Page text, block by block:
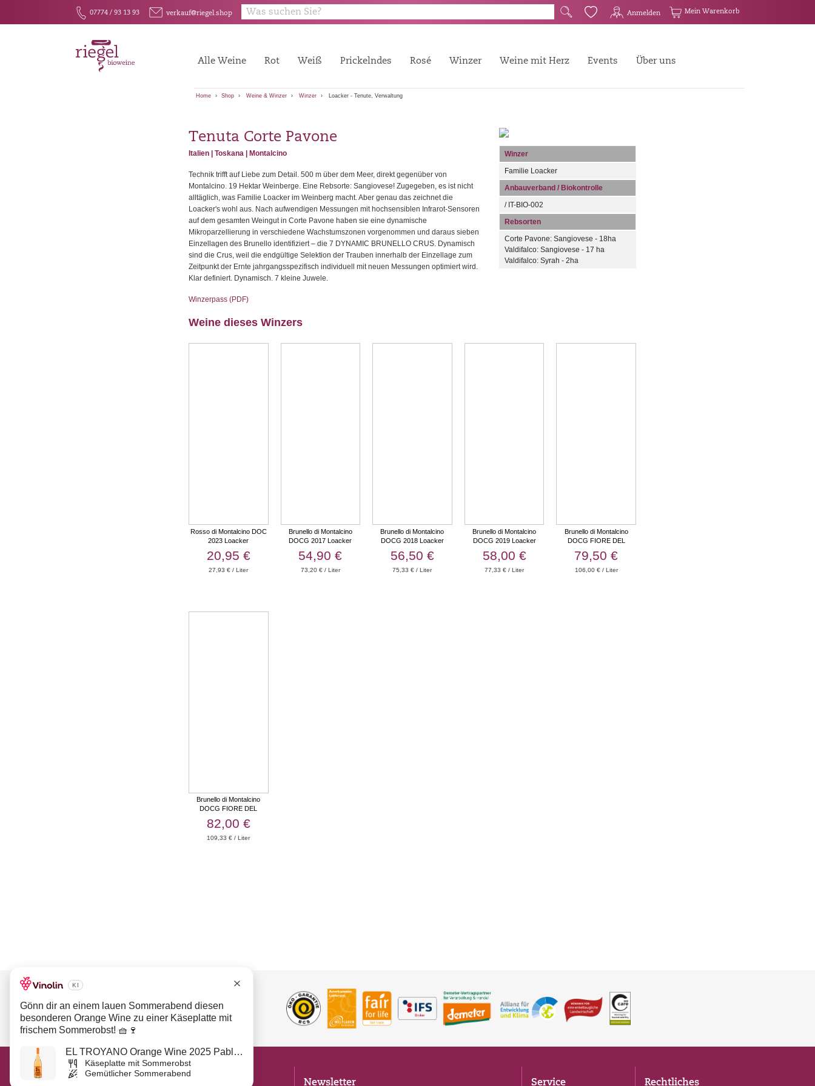
F 07774 / 93 13 93 E verkauf@riegel.shop Q G Anmelden Mein Warenkorb
Alle Weine Rot Weiß Prickelndes Rosé Winzer Weine mit Herz Events Über uns
Home Shop Weine & Winzer Winzer Loacker - Tenute, Verwaltung
Tenuta Corte Pavone
Italien | Toskana | Montalcino
Technik trifft auf Liebe zum Detail. 500 m über dem Meer, direkt gegenüber von
Montalcino. 19 Hektar Weinberge. Eine Rebsorte: Sangiovese! Zugegeben, es ist nicht
alltäglich, was Familie Loacker im Weinberg macht. Aber genau das zeichnet die
Loacker's wohl aus. Nach aufwendigen Messungen mit hochsensiblen Infrarot-Sensoren
auf dem gesamten Weingut in Corte Pavone haben sie eine dynamische
Mikroparzellierung in verschiedene Wachstumszonen vorgenommen und daraus sieben
Einzellagen des Brunello identifiziert – die 7 DYNAMIC BRUNELLO CRUS. Dynamisch
sind die Crus, weil die endgültige Selektion der Trauben innerhalb der Einzellage zum
Zeitpunkt der Ernte jahrgangsspezifisch individuell mit neuen Messungen optimiert wird.
Klar definiert. Dynamisch. 7 kleine Juwele.
Winzerpass (PDF)
Winzer
Familie Loacker
Anbauverband / Biokontrolle
/ IT-BIO-002
Rebsorten
Corte Pavone: Sangiovese - 18ha
Valdifalco: Sangiovese - 17 ha
Valdifalco: Syrah - 2ha
Weine dieses Winzers
Rosso di Montalcino DOC
2023 Loacker
20,95 €
27,93 € / Liter
Brunello di Montalcino
DOCG 2017 Loacker
54,90 €
73,20 € / Liter
Brunello di Montalcino
DOCG 2018 Loacker
56,50 €
75,33 € / Liter
Brunello di Montalcino
DOCG 2019 Loacker
58,00 €
77,33 € / Liter
Brunello di Montalcino
DOCG FIORE DEL
79,50 €
106,00 € / Liter
Brunello di Montalcino
DOCG FIORE DEL
82,00 €
109,33 € / Liter
Unsere Qualität für Sie!
Newsletter Service Rechtliches